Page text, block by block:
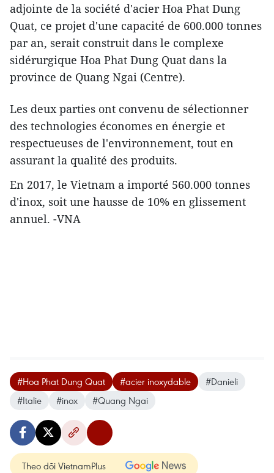
adjointe de la société d'acier Hoa Phat Dung
Quat, ce projet d'une capacité de 600.000 tonnes
par an, serait construit dans le complexe
sidérurgique Hoa Phat Dung Quat dans la
province de Quang Ngai (Centre).
Les deux parties ont convenu de sélectionner
des technologies économes en énergie et
respectueuses de l'environnement, tout en
assurant la qualité des produits.
En 2017, le Vietnam a importé 560.000 tonnes
d'inox, soit une hausse de 10% en glissement
annuel. -VNA
#Hoa Phat Dung Quat #acier inoxydable
#Danieli
#Italie
#inox #Quang Ngai
Theo dõi VietnamPlus